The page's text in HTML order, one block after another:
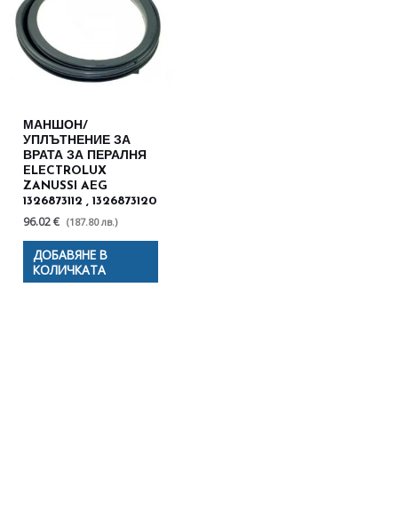
МАНШОН/
УПЛЪТНЕНИЕ ЗА
ВРАТА ЗА ПЕРАЛНЯ
ELECTROLUX
ZANUSSI AEG
1326873112 , 1326873120
96.02 € (187.80 лв.)
ДОБАВЯНЕ В
КОЛИЧКАТА